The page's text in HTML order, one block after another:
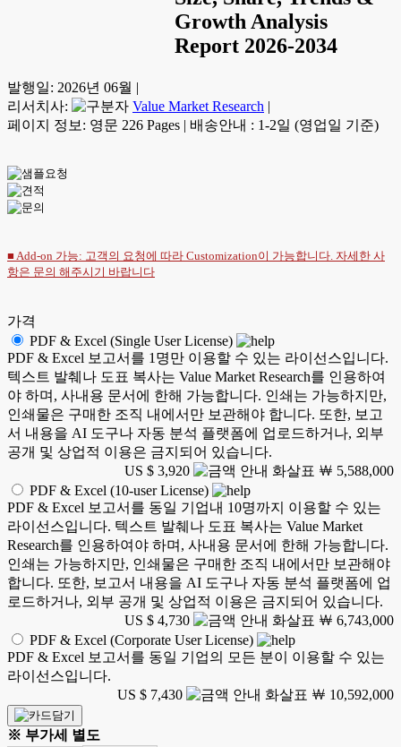
Growth Analysis
Report 2026-2034
발행일: 2026년 06월 |
리서치사:
Value Market Research |
페이지 정보: 영문 226 Pages | 배송안내 : 1-2일 (영업일 기준)
■ Add-on 가능: 고객의 요청에 따라 Customization이 가능합니다. 자세한 사
항은 문의 해주시기 바랍니다
가격
PDF & Excel (Single User License)
PDF & Excel 보고서를 1명만 이용할 수 있는 라이선스입니다.
텍스트 발췌나 도표 복사는 Value Market Research를 인용하여
야 하며, 사내용 문서에 한해 가능합니다. 인쇄는 가능하지만,
인쇄물은 구매한 조직 내에서만 보관해야 합니다. 또한, 보고
서 내용을 AI 도구나 자동 분석 플랫폼에 업로드하거나, 외부
공개 및 상업적 이용은 금지되어 있습니다.
US $ 3,920
￦ 5,588,000
PDF & Excel (10-user License)
PDF & Excel 보고서를 동일 기업내 10명까지 이용할 수 있는
라이선스입니다. 텍스트 발췌나 도표 복사는 Value Market
Research를 인용하여야 하며, 사내용 문서에 한해 가능합니다.
인쇄는 가능하지만, 인쇄물은 구매한 조직 내에서만 보관해야
합니다. 또한, 보고서 내용을 AI 도구나 자동 분석 플랫폼에 업
로드하거나, 외부 공개 및 상업적 이용은 금지되어 있습니다.
US $ 4,730
￦ 6,743,000
PDF & Excel (Corporate User License)
PDF & Excel 보고서를 동일 기업의 모든 분이 이용할 수 있는
라이선스입니다.
US $ 7,430
￦ 10,592,000
※ 부가세 별도